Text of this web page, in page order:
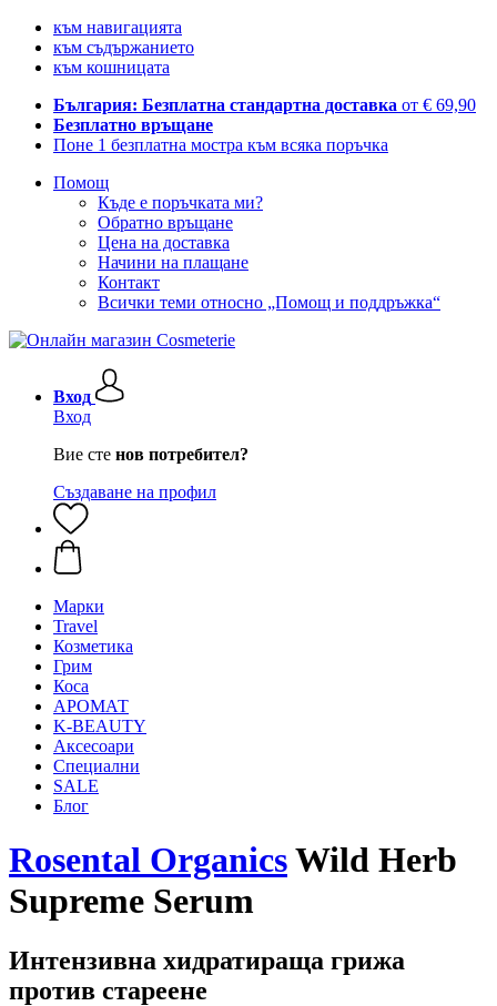
към навигацията
към съдържанието
към кошницата
България: Безплатна стандартна доставка от € 69,90
Безплатно връщане
Поне 1 безплатна мостра към всяка поръчка
Помощ
Къде е поръчката ми?
Обратно връщане
Цена на доставка
Начини на плащане
Контакт
Всички теми относно „Помощ и поддръжка“
Вход
Вход
Вие сте нов потребител?
Създаване на профил
Mарки
Travel
Козметика
Грим
Коса
АРОМАТ
K-BEAUTY
Аксесоари
Специални
SALE
Блог
Rosental OrganicsWild Herb
Supreme Serum
Интензивна хидратираща грижа
против стареене